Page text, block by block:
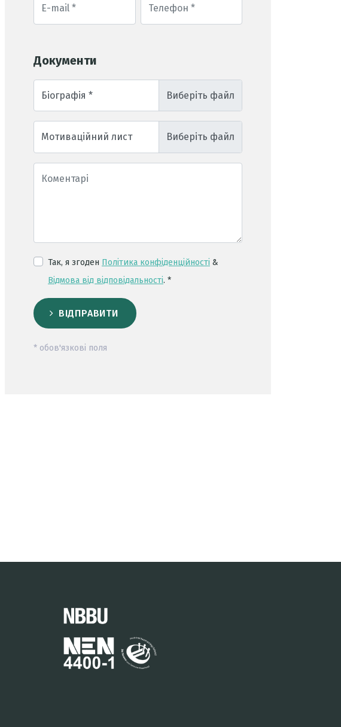
Документи
Біографія *
Мотиваційний лист
Так, я згоден Політика конфіденційності &
Відмова від відповідальності. *
ВІДПРАВИТИ
* обов'язкові поля